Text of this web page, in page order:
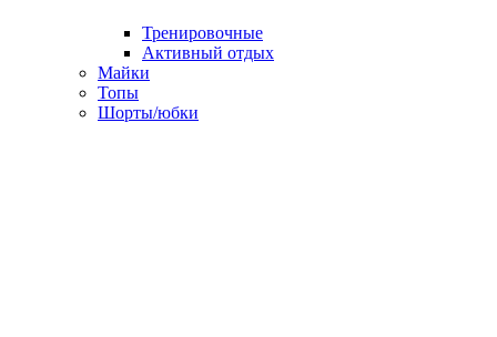
Тренировочные
Активный отдых
Майки
Топы
Шорты/юбки